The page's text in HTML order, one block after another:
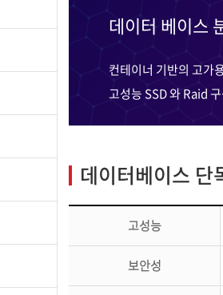
데이터 베이스
컨테이너 기반의 고가
고성능 SSD 와 Raid
데이터베이스 단
고성능
보안성